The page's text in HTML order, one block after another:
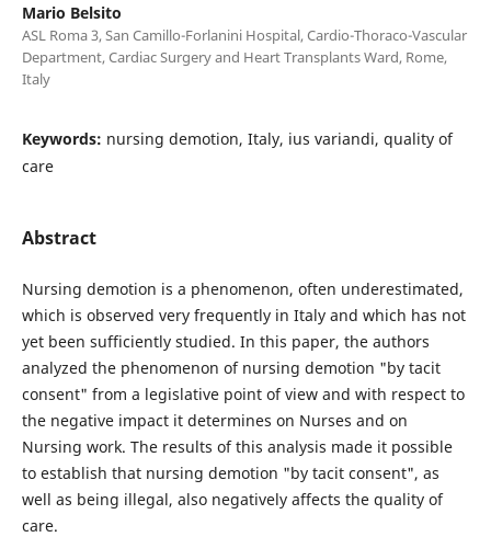
Mario Belsito
ASL Roma 3, San Camillo-Forlanini Hospital, Cardio-Thoraco-Vascular
Department, Cardiac Surgery and Heart Transplants Ward, Rome,
Italy
Keywords: nursing demotion, Italy, ius variandi, quality of
care
Abstract
Nursing demotion is a phenomenon, often underestimated,
which is observed very frequently in Italy and which has not
yet been sufficiently studied. In this paper, the authors
analyzed the phenomenon of nursing demotion "by tacit
consent" from a legislative point of view and with respect to
the negative impact it determines on Nurses and on
Nursing work. The results of this analysis made it possible
to establish that nursing demotion "by tacit consent", as
well as being illegal, also negatively affects the quality of
care.